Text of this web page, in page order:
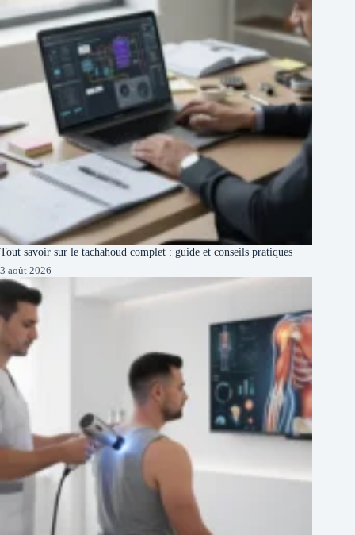
Tout savoir sur le tachahoud complet : guide et conseils pratiques
3 août 2026